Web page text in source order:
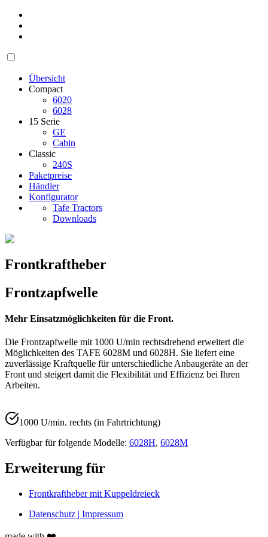
Übersicht
Compact
6020
6028
15 Serie
GE
Cabin
Classic
240S
Paketpreise
Händler
Konfigurator
Tafe Tractors
Downloads
Frontkraftheber
Frontzapfwelle
Mehr Einsatzmöglichkeiten für die Front.
Die Frontzapfwelle mit 1000 U/min rechtsdrehend erweitert die
Möglichkeiten des TAFE 6028M und 6028H. Sie liefert eine
zuverlässige Kraftquelle für unterschiedliche Anbaugeräte an der
Front und steigert damit die Flexibilität und Effizienz bei Ihren
Arbeiten.
1000 U/min. rechts (in Fahrtrichtung)
Verfügbar für folgende Modelle: 6028H, 6028M
Erweiterung für
Frontkraftheber mit Kuppeldreieck
Datenschutz | Impressum